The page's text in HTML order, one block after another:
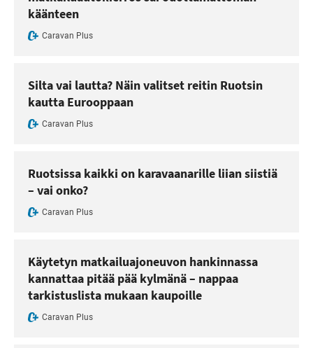
käänteen
Caravan Plus
Silta vai lautta? Näin valitset reitin Ruotsin
kautta Eurooppaan
Caravan Plus
Ruotsissa kaikki on karavaanarille liian siistiä
– vai onko?
Caravan Plus
Käytetyn matkailuajoneuvon hankinnassa
kannattaa pitää pää kylmänä – nappaa
tarkistuslista mukaan kaupoille
Caravan Plus